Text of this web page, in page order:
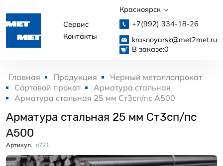
Сервис
Контакты
Красноярск
+7(992) 334-18-26
krasnoyarsk@met2met.ru
В заказе:0
Главная Продукция
Черный металлопрокат
Сортовой прокат
Арматура стальная
Арматура стальная 25 мм Ст3сп/пс А500
Арматура стальная 25 мм Ст3сп/пс
А500
Артикул. p721